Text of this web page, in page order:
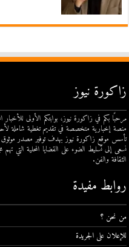
زاكورة نيوز
مرحبًا بكم في زاكورة نيوز، بوابتكم الأولى
منصة إخبارية متخصصة في تقديم تغطية شاملة
تأسس موقع زاكورة نيوز بهدف توفير مصدر موثوق
نسعى إلى تسليط الضوء على القضايا المحلية التي
الثقافة والفن.
روابط مفيدة
من نحن ؟
للإعلان على الجريدة